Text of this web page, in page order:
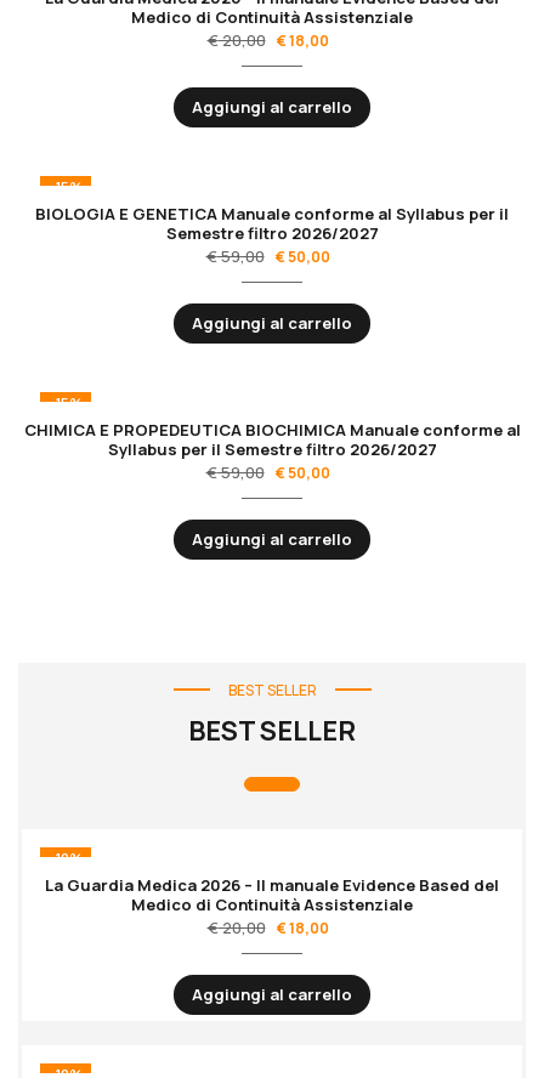
Medico di Continuità Assistenziale
€20,00 €18,00
Aggiungi al carrello
-15%
BIOLOGIA E GENETICA Manuale conforme al Syllabus per il
Semestre filtro 2026/2027
€59,00 €50,00
Aggiungi al carrello
-15%
CHIMICA E PROPEDEUTICA BIOCHIMICA Manuale conforme al
Syllabus per il Semestre filtro 2026/2027
€59,00 €50,00
Aggiungi al carrello
BEST SELLER
BEST SELLER
-10%
La Guardia Medica 2026 – Il manuale Evidence Based del
Medico di Continuità Assistenziale
€20,00 €18,00
Aggiungi al carrello
-10%